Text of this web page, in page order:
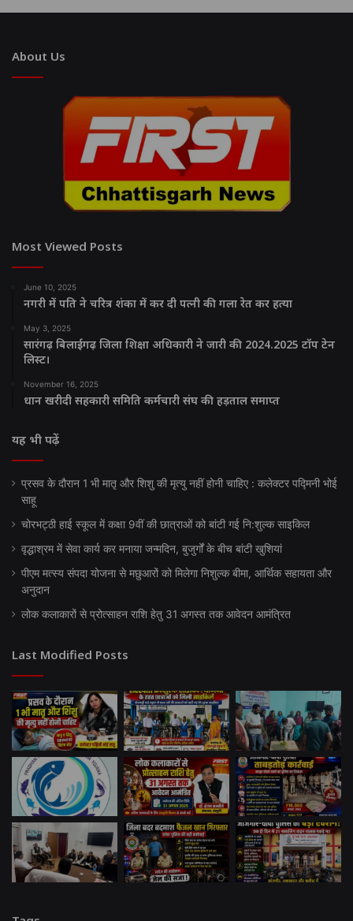
About Us
Most Viewed Posts
June 10, 2025
नगरी में पति ने चरित्र शंका में कर दी पत्नी की गला रेत कर हत्या
May 3, 2025
सारंगढ़ बिलाईगढ़ जिला शिक्षा अधिकारी ने जारी की 2024.2025 टॉप टेन
लिस्ट।
November 16, 2025
धान खरीदी सहकारी समिति कर्मचारी संघ की हड़ताल समाप्त
यह भी पढ़ें
प्रसव के दौरान 1 भी मातृ और शिशु की मृत्यु नहीं होनी चाहिए : कलेक्टर पद्मिनी भोई
साहू
चोरभट्ठी हाई स्कूल में कक्षा 9वीं की छात्राओं को बांटी गई नि:शुल्क साइकिल
वृद्धाश्रम में सेवा कार्य कर मनाया जन्मदिन, बुजुर्गों के बीच बांटी खुशियां
पीएम मत्स्य संपदा योजना से मछुआरों को मिलेगा निशुल्क बीमा, आर्थिक सहायता और
अनुदान
लोक कलाकारों से प्रोत्साहन राशि हेतु 31 अगस्त तक आवेदन आमंत्रित
Last Modified Posts